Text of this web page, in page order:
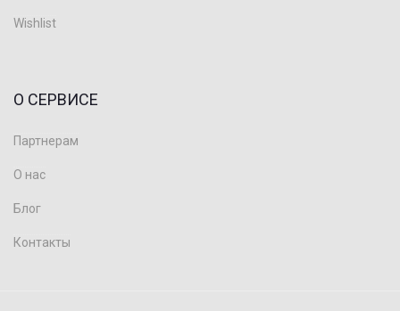
Wishlist
О СЕРВИСЕ
Партнерам
О нас
Блог
Контакты